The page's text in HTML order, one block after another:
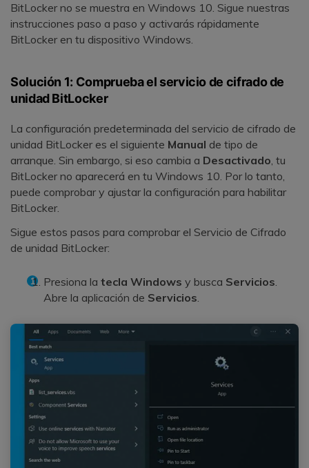
BitLocker no se muestra en Windows 10. Sigue nuestras
instrucciones paso a paso y activarás rápidamente
BitLocker en tu dispositivo Windows.
Solución 1: Comprueba el servicio de cifrado de
unidad BitLocker
La configuración predeterminada del servicio de cifrado de
unidad BitLocker es el siguiente Manual de tipo de
arranque. Sin embargo, si eso cambia a Desactivado , tu
BitLocker no aparecerá en tu Windows 10. Por lo tanto,
puede comprobar y ajustar la configuración para habilitar
BitLocker.
Sigue estos pasos para comprobar el Servicio de Cifrado
de unidad BitLocker:
Presiona la tecla Windows y busca Servicios.
Abre la aplicación de Servicios.